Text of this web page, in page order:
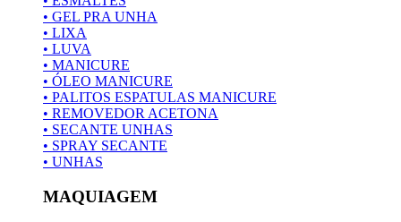
• GEL PRA UNHA
• LIXA
• LUVA
• MANICURE
• ÓLEO MANICURE
• PALITOS ESPATULAS MANICURE
• REMOVEDOR ACETONA
• SECANTE UNHAS
• SPRAY SECANTE
• UNHAS
MAQUIAGEM